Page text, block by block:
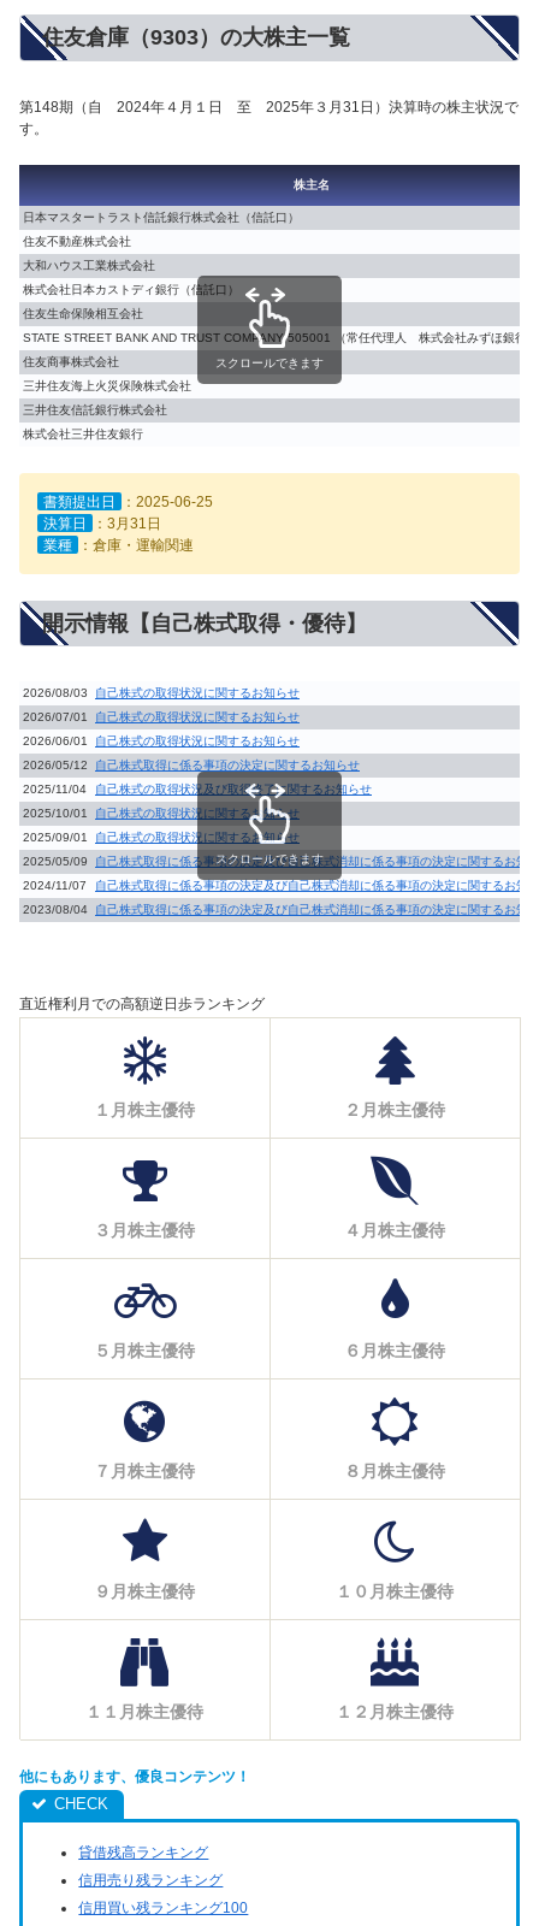
住友倉庫（9303）の大株主一覧
第148期（自 2024年４月１日 至 2025年３月31日）決算時の株主状況で
す。
株主名
日本マスタートラスト信託銀行株式会社（信託口）
住友不動産株式会社
大和ハウス工業株式会社
株式会社日本カストディ銀行（信託口）
住友生命保険相互会社
STATE STREET BANK AND TRUST COMPANY 505001 （常任代理人 株式会社みずほ銀行
住友商事株式会社
三井住友海上火災保険株式会社
三井住友信託銀行株式会社
株式会社三井住友銀行
スクロールできます
書類提出日
：2025-06-25
決算日
：3月31日
業種
：倉庫・運輸関連
開示情報【自己株式取得・優待】
2026/08/03
自己株式の取得状況に関するお知らせ
2026/07/01
自己株式の取得状況に関するお知らせ
2026/06/01
自己株式の取得状況に関するお知らせ
2026/05/12
自己株式取得に係る事項の決定に関するお知らせ
2025/11/04
自己株式の取得状況及び取得終了に関するお知らせ
2025/10/01
自己株式の取得状況に関するお知らせ
2025/09/01
自己株式の取得状況に関するお知らせ
2025/05/09
自己株式取得に係る事項の決定及び自己株式消却に係る事項の決定に関するお知
2024/11/07
自己株式取得に係る事項の決定及び自己株式消却に係る事項の決定に関するお知
2023/08/04
自己株式取得に係る事項の決定及び自己株式消却に係る事項の決定に関するお知
スクロールできます
直近権利月での高額逆日歩ランキング
１月株主優待 ２月株主優待
３月株主優待 ４月株主優待
５月株主優待 ６月株主優待
７月株主優待 ８月株主優待
９月株主優待 １０月株主優待
１１月株主優待 １２月株主優待
他にもあります、優良コンテンツ！
貸借残高ランキング
信用売り残ランキング
信用買い残ランキング100